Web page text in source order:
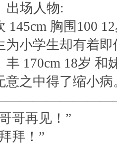
出场人物:
145cm 胸围100
为小学生却有着
丰 170cm 18岁 和
意之中得了缩小病
哥再见！”
拜！”